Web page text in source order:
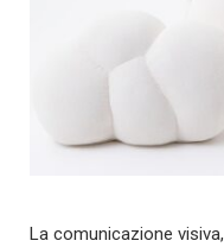
La comunicazione